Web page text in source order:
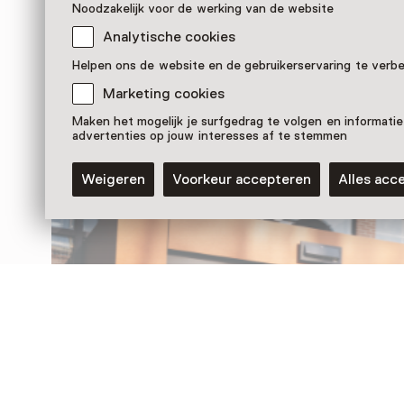
Noodzakelijk voor de werking van de website
Analytische cookies
Helpen ons de website en de gebruikerservaring te
Marketing cookies
Maken het mogelijk je surfgedrag te volgen en
advertenties op jouw interesses af te stemmen
Weigeren Voorkeur accepteren Alles
Nog meer ontdekken